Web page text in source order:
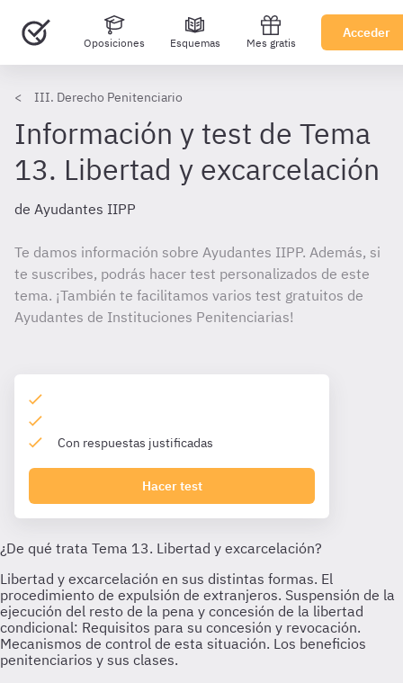
Oposiciones Esquemas Mes gratis
Acceder
III. Derecho Penitenciario
Información y test de Tema
13. Libertad y excarcelación
de Ayudantes IIPP
Te damos información sobre Ayudantes IIPP. Además, si
te suscribes, podrás hacer test personalizados de este
tema. ¡También te facilitamos varios test gratuitos de
Ayudantes de Instituciones Penitenciarias!
Con respuestas justificadas
Hacer test